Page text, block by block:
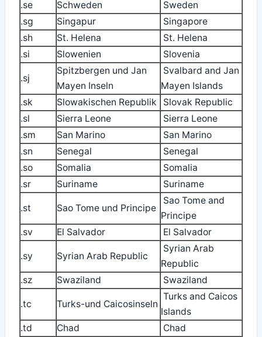
.se Schweden
Sweden
.sg
Singapur
Singapore
.sh
St. Helena
St. Helena
.si
Slowenien Slovenia
.sj
Spitzbergen und Jan
Mayen Inseln
Svalbard and Jan
Mayen Islands
.sk
Slowakischen Republik
Slovak Republic
.sl
Sierra Leone
Sierra Leone
.sm
San Marino
San Marino
.sn
Senegal
Senegal
.so
Somalia
Somalia
.sr
Suriname Suriname
.st Sao Tome und Principe
Sao Tome and
Principe
.sv
El Salvador El Salvador
.sy Syrian Arab Republic
Syrian Arab
Republic
.sz
Swaziland Swaziland
.tc Turks-und Caicosinseln
Turks and Caicos
Islands
.td
Chad Chad